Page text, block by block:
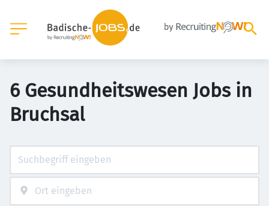
6 Gesundheitswesen Jobs in
Bruchsal